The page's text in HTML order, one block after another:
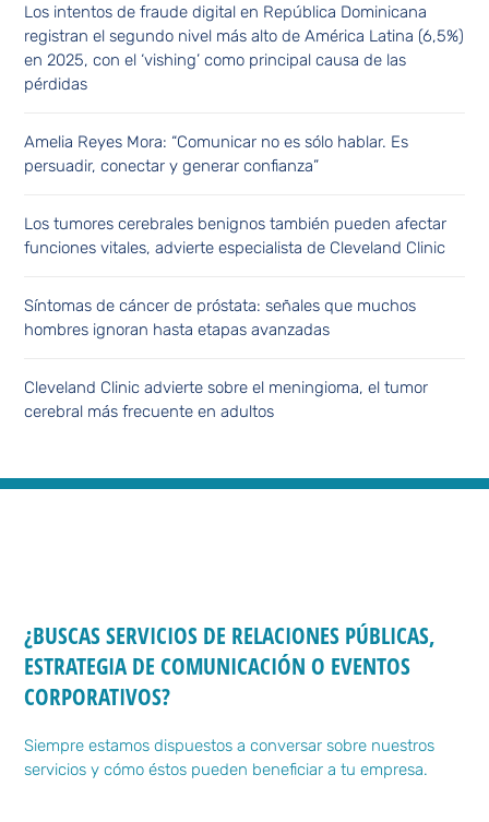
Los intentos de fraude digital en República Dominicana
registran el segundo nivel más alto de América Latina (6,5%)
en 2025, con el ‘vishing’ como principal causa de las
pérdidas
Amelia Reyes Mora: “Comunicar no es sólo hablar. Es
persuadir, conectar y generar confianza”
Los tumores cerebrales benignos también pueden afectar
funciones vitales, advierte especialista de Cleveland Clinic
Síntomas de cáncer de próstata: señales que muchos
hombres ignoran hasta etapas avanzadas
Cleveland Clinic advierte sobre el meningioma, el tumor
cerebral más frecuente en adultos
¿BUSCAS SERVICIOS DE RELACIONES PÚBLICAS,
ESTRATEGIA DE COMUNICACIÓN O EVENTOS
CORPORATIVOS?
Siempre estamos dispuestos a conversar sobre nuestros
servicios y cómo éstos pueden beneficiar a tu empresa.